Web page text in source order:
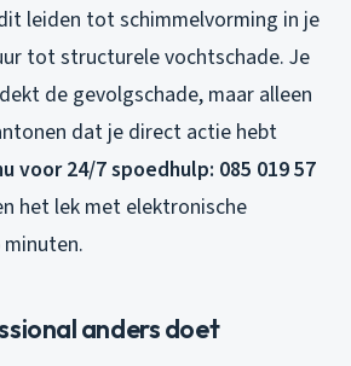
leiden tot schimmelvorming in je
tot structurele vochtschade. Je
de gevolgschade, maar alleen
dat je direct actie hebt
voor 24/7 spoedhulp: 085 019 57
het lek met elektronische
anders doet